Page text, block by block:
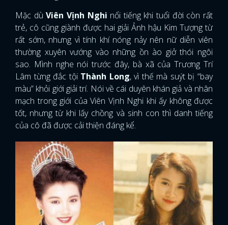
Mặc dù Viên Vịnh Nghi nổi tiếng khi tuổi đời còn rất
trẻ, cô cũng giành được hai giải Ảnh hậu Kim Tượng từ
rất sớm, nhưng vì tính khí nóng nảy nên nữ diễn viên
thường xuyên vướng vào những ồn ào giở thói ngôi
sao. Mình nghe nói trước đây, bà xã của Trương Trí
Lâm từng đắc tội Thành Long, vì thế mà suýt bị “bay
màu” khỏi giới giải trí. Nói về cái duyên khán giả và nhân
mạch trong giới của Viên Vịnh Nghi khi ấy không được
tốt, nhưng từ khi lấy chồng và sinh con thì danh tiếng
của cô đã được cải thiện đáng kể.